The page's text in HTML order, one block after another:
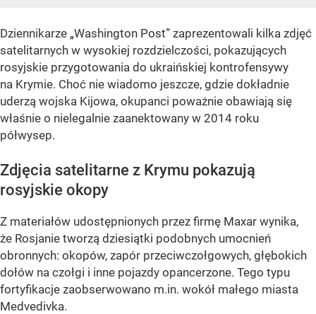
Dziennikarze „Washington Post” zaprezentowali kilka zdjęć
satelitarnych w wysokiej rozdzielczości, pokazujących
rosyjskie przygotowania do ukraińskiej kontrofensywy
na Krymie. Choć nie wiadomo jeszcze, gdzie dokładnie
uderzą wojska Kijowa, okupanci poważnie obawiają się
właśnie o nielegalnie zaanektowany w 2014 roku
półwysep.
Zdjęcia satelitarne z Krymu pokazują
rosyjskie okopy
Z materiałów udostępnionych przez firmę Maxar wynika,
że Rosjanie tworzą dziesiątki podobnych umocnień
obronnych: okopów, zapór przeciwczołgowych, głębokich
dołów na czołgi i inne pojazdy opancerzone. Tego typu
fortyfikacje zaobserwowano m.in. wokół małego miasta
Medvedivka.